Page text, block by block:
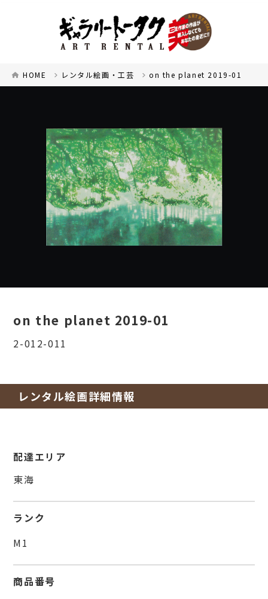
HOME レンタル絵画・工芸 on the planet 2019-01
on the planet 2019-01
2-012-011
レンタル絵画詳細情報
配達エリア
東海
ランク
M1
商品番号